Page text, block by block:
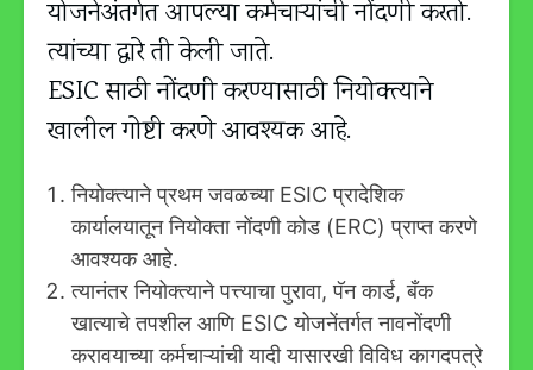
योजनेअंतर्गत आपल्या कर्मचार्‍यांची नोंदणी करतो.
त्यांच्या द्वारे ती केली जाते.
ESIC साठी नोंदणी करण्यासाठी नियोक्त्याने
खालील गोष्टी करणे आवश्यक आहे.
नियोक्त्याने प्रथम जवळच्या ESIC प्रादेशिक
कार्यालयातून नियोक्ता नोंदणी कोड (ERC) प्राप्त करणे
आवश्यक आहे.
त्यानंतर नियोक्त्याने पत्त्याचा पुरावा, पॅन कार्ड, बँक
खात्याचे तपशील आणि ESIC योजनेंतर्गत नावनोंदणी
करावयाच्या कर्मचाऱ्यांची यादी यासारखी विविध कागदपत्रे